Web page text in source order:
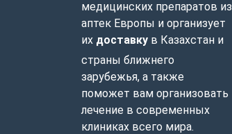
медицинских препаратов из
аптек Европы и организует
их доставку в Казахстан и
страны ближнего
зарубежья, а также
поможет вам организовать
лечение в современных
клиниках всего мира.